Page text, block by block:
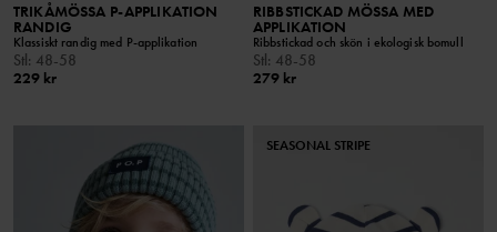
TRIKÅMÖSSA P-APPLIKATION
RANDIG
Klassiskt randig med P-applikation
Stl : 48-58
229 kr
RIBBSTICKAD MÖSSA MED
APPLIKATION
Ribbstickad och skön i ekologisk bomull
Stl : 48-58
279 kr
SEASONAL STRIPE